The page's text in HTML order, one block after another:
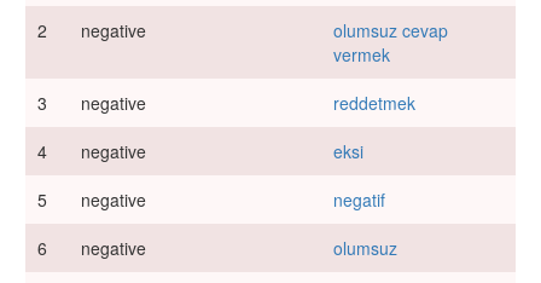
2
negative
olumsuz cevap
vermek
3
negative
reddetmek
4
negative
eksi
5
negative
negatif
6
negative
olumsuz